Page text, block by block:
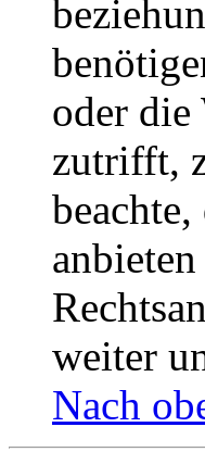
oder die
zutrifft,
weiter
Nach